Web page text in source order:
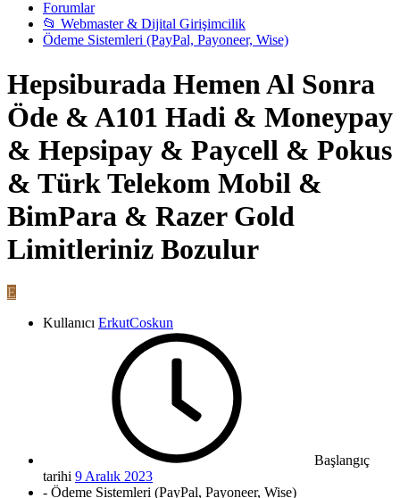
Forumlar
📂 Webmaster & Dijital Girişimcilik
Ödeme Sistemleri (PayPal, Payoneer, Wise)
Hepsiburada Hemen Al Sonra
Öde & A101 Hadi & Moneypay
& Hepsipay & Paycell & Pokus
& Türk Telekom Mobil &
BimPara & Razer Gold
Limitleriniz Bozulur
E
Kullanıcı ErkutCoskun
Başlangıç
tarihi 9 Aralık 2023
- Ödeme Sistemleri (PayPal, Payoneer, Wise)